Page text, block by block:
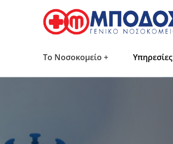
Το Νοσοκομείο Υπηρεσίες